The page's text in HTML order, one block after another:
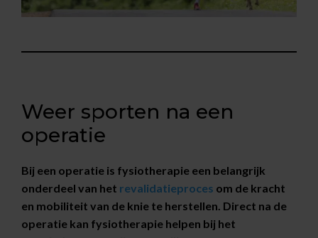
Weer sporten na een
operatie
Bij een operatie is fysiotherapie een belangrijk
onderdeel van het revalidatieproces om de kracht
en mobiliteit van de knie te herstellen. Direct na de
operatie kan fysiotherapie helpen bij het